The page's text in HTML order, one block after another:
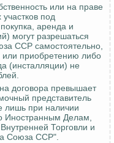
или на праве
под
аренда и
могут разрешаться
ССР самостоятельно,
приобретению либо
(инсталляции) не
договора превышает
представитель
лишь при наличии
Иностранным Делам,
Торговли и
Союза ССР".